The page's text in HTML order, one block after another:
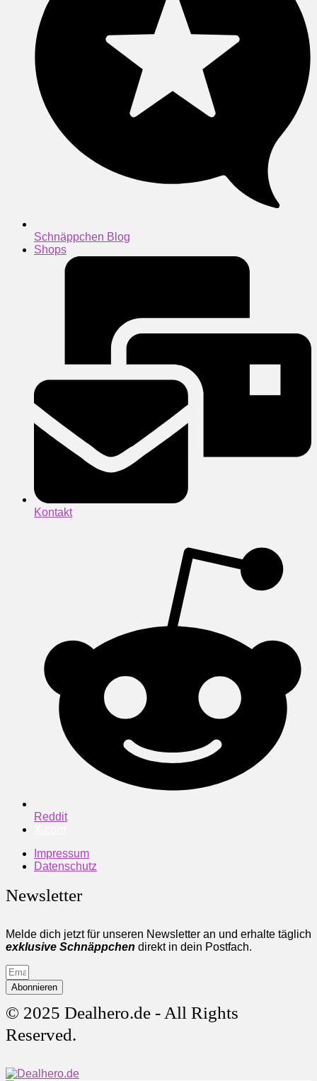
Schnäppchen Blog
Shops
Kontakt
Reddit
Impressum
Datenschutz
Newsletter
Melde dich jetzt für unseren Newsletter an und erhalte täglich
exklusive Schnäppchen direkt in dein Postfach.
Abonnieren
© 2025 Dealhero.de - All Rights
Reserved.